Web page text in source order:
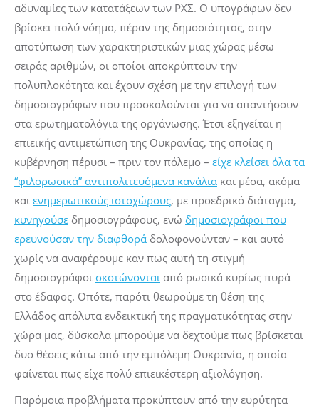
αδυναμίες των κατατάξεων των ΡΧΣ. Ο υπογράφων δεν
βρίσκει πολύ νόημα, πέραν της δημοσιότητας, στην
αποτύπωση των χαρακτηριστικών μιας χώρας μέσω
σειράς αριθμών, οι οποίοι αποκρύπτουν την
πολυπλοκότητα και έχουν σχέση με την επιλογή των
δημοσιογράφων που προσκαλούνται για να απαντήσουν
στα ερωτηματολόγια της οργάνωσης. Έτσι εξηγείται η
επιεικής αντιμετώπιση της Ουκρανίας, της οποίας η
κυβέρνηση πέρυσι – πριν τον πόλεμο – είχε κλείσει όλα τα
“φιλορωσικά” αντιπολιτευόμενα κανάλια και μέσα, ακόμα
και ενημερωτικούς ιστοχώρους, με προεδρικό διάταγμα,
κυνηγούσε δημοσιογράφους, ενώ δημοσιογράφοι που
ερευνούσαν την διαφθορά δολοφονούνταν – και αυτό
χωρίς να αναφέρουμε καν πως αυτή τη στιγμή
δημοσιογράφοι σκοτώνονται από ρωσικά κυρίως πυρά
στο έδαφος. Οπότε, παρότι θεωρούμε τη θέση της
Ελλάδος απόλυτα ενδεικτική της πραγματικότητας στην
χώρα μας, δύσκολα μπορούμε να δεχτούμε πως βρίσκεται
δυο θέσεις κάτω από την εμπόλεμη Ουκρανία, η οποία
φαίνεται πως είχε πολύ επιεικέστερη αξιολόγηση.
Παρόμοια προβλήματα προκύπτουν από την ευρύτητα